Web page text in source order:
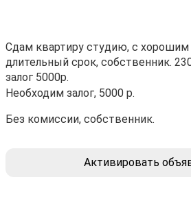
Сдам квартиру студию, с
длительный срок, собственник.
залог 5000р.
Необходим залог, 5000 р.
Без комиссии, собственник.
Активировать